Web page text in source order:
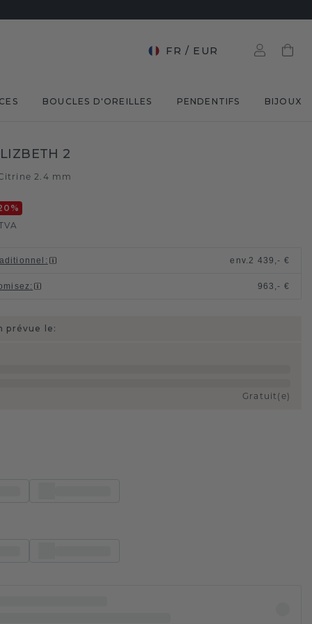
FR / EUR
BOUCLES D'OREILLES PENDENTIFS BIJOUX
2
2.4 mm
%
: env.2 439,- €
: 963,- €
prévue le:
Gratuit(e)